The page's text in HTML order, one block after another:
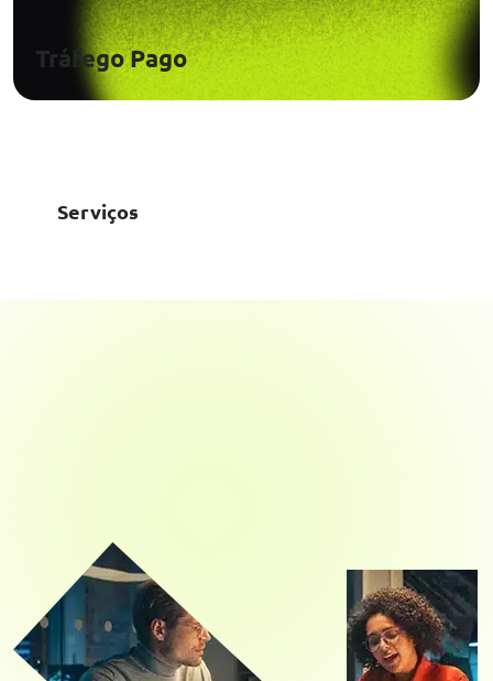
Tráfego Pago
Serviços